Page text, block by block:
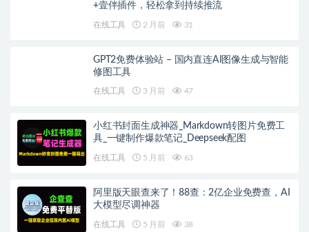
+壹伴插件，轻松拿到持续推流
在线工具 2 月前 31
GPT2免费体验站 – 国内直连AI图像生成与智能
修图工具
在线工具 3 月前 47
小红书封面生成神器_Markdown转图片免费工
具_一键制作爆款笔记_Deepseek配图
在线工具 5 月前 63
阿里版天眼查来了！88查：2亿企业免费查，AI
大模型尽调神器
在线工具 5 月前 38